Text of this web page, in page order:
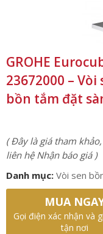
GROHE
23672000 – Vòi
bồn tắm đặt
( Đây là giá tham
liên hệ Nhận báo giá )
Danh mục: Vòi sen
MUA
Gọi điện xác nhận và
tận nơi